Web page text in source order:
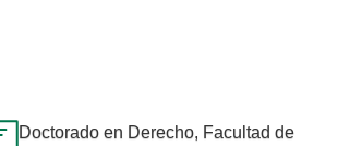
Doctorado en Derecho, Facultad de